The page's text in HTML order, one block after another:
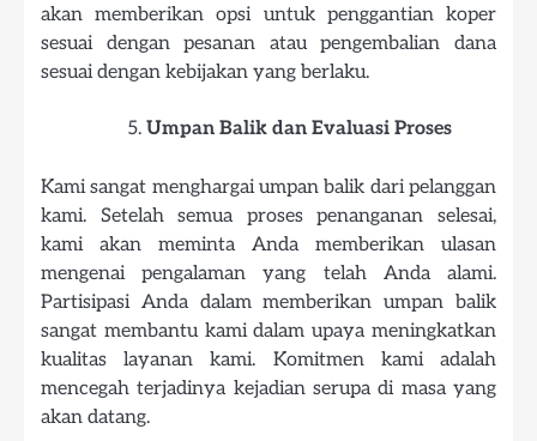
akan memberikan opsi untuk penggantian koper
sesuai dengan pesanan atau pengembalian dana
sesuai dengan kebijakan yang berlaku.
Umpan Balik dan Evaluasi Proses
Kami sangat menghargai umpan balik dari pelanggan
kami. Setelah semua proses penanganan selesai,
kami akan meminta Anda memberikan ulasan
mengenai pengalaman yang telah Anda alami.
Partisipasi Anda dalam memberikan umpan balik
sangat membantu kami dalam upaya meningkatkan
kualitas layanan kami. Komitmen kami adalah
mencegah terjadinya kejadian serupa di masa yang
akan datang.